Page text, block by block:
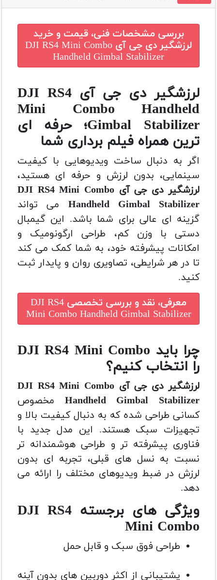
بررسی مشخصات فنی، قیمت و خرید
لرزشگیر دی جی آی DJI RS4 Mini Combo
Handheld Gimbal Stabilizer
لرزشگیر دی جی آی DJI RS4
Mini Combo Handheld
Gimbal Stabilizer؛ حرفه ای
ترین همراه فیلم برداری شما
اگر به دنبال ساخت ویدیوهایی با کیفیت
سینمایی، بدون لرزش و حرفه ای هستید،
لرزشگیر دی جی آی DJI RS4 Mini Combo
Handheld Gimbal Stabilizer می تواند
گزینه ای عالی برای شما باشد. این گیمبال
دستی با وزن کم، طراحی ارگونومیک و
امکانات پیشرفته خود، به شما کمک می کند
تا در هر شرایطی، تصاویری روان و پایدار ثبت
کنید.
معرفی، نقد و بررسی تخصصی DJI RS4
Mini Combo Handheld Gimbal Stabilizer
چرا باید DJI RS4 Mini Combo
را انتخاب کنیم؟
لرزشگیر دی جی آی DJI RS4 Mini Combo
Handheld Gimbal Stabilizer مخصوص
کسانی طراحی شده که به دنبال کیفیت بالا و
تجهیزات سبک هستند. این مدل جدید با
فناوری پیشرفته تر و طراحی هوشمندانه تر
نسبت به نسل های قبلی، تجربه ای بدون
لرزش در ضبط ویدیوهای مختلف را ارائه می
دهد.
ویژگی های برجسته DJI RS4
Mini Combo
طراحی فوق سبک و قابل حمل
پشتیبانی از اکثر دوربین های بدون آینه